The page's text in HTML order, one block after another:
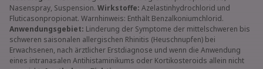
Nasenspray, Suspension. Wirkstoffe: Azelastinhydrochlorid und
Fluticasonpropionat. Warnhinweis: Enthält Benzalkoniumchlorid.
Anwendungsgebiet: Linderung der Symptome der mittelschweren bis
schweren saisonalen allergischen Rhinitis (Heuschnupfen) bei
Erwachsenen, nach ärztlicher Erstdiagnose und wenn die Anwendung
eines intranasalen Antihistaminikums oder Kortikosteroids allein nicht